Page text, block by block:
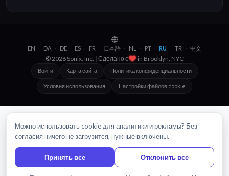
EN · DA · DE · ES · FR · 日本語 · NL · PT · RU · TR · 中文
© 2026 Sonix, Inc. | Сделано с in Brooklyn, NYC
Войти Карта сайта Политика конфиденциальности
Условия использования Настройки файлов cookie
Можно использовать cookie для аналитики и рекламы? Без
согласия ничего не загрузится, нужные включены.
Принять все Отклонить все